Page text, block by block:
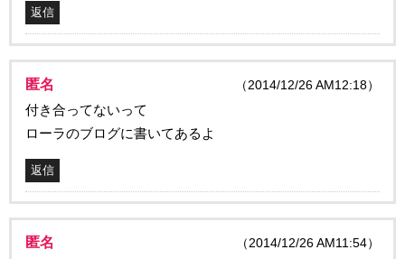
返信
匿名 （2014/12/26 AM12:18）
付き合ってないって
ローラのブログに書いてあるよ
返信
匿名 （2014/12/26 AM11:54）